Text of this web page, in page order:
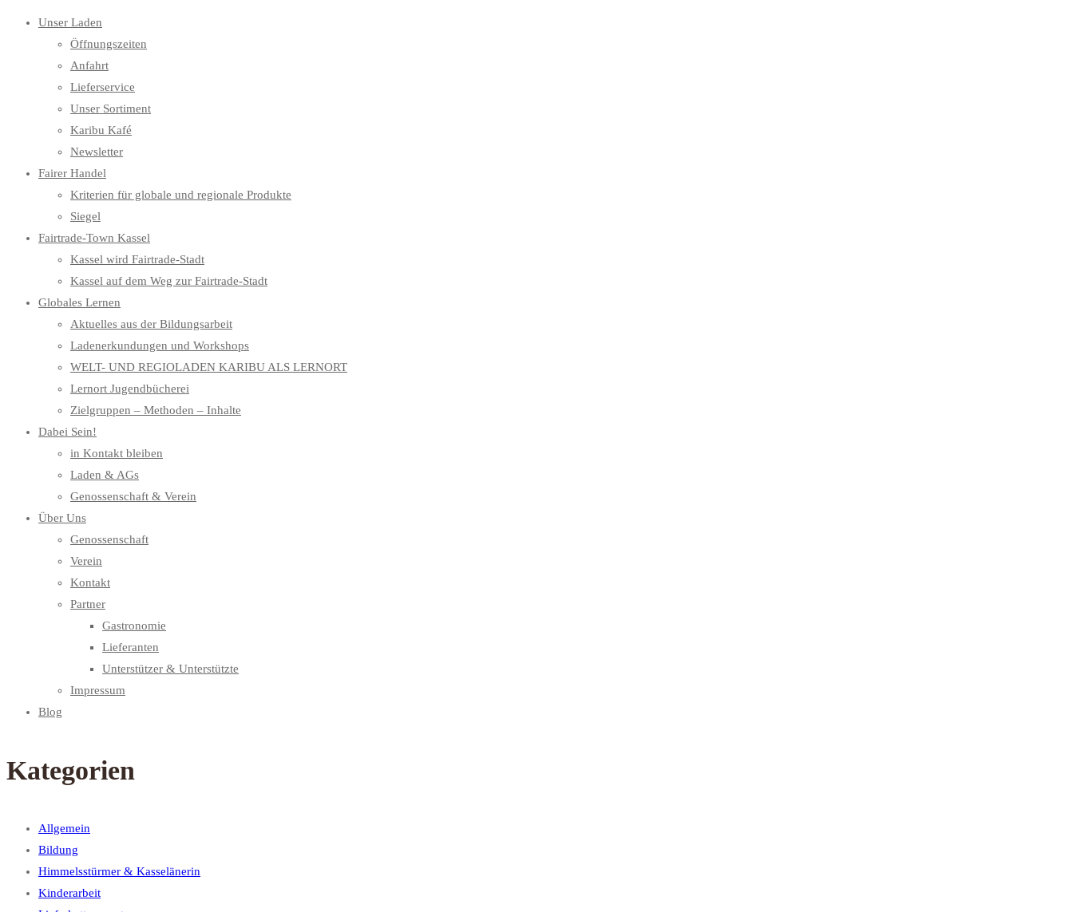
Unser Laden
Öffnungszeiten
Anfahrt
Lieferservice
Unser Sortiment
Karibu Kafé
Newsletter
Fairer Handel
Kriterien für globale und regionale Produkte
Siegel
Fairtrade-Town Kassel
Kassel wird Fairtrade-Stadt
Kassel auf dem Weg zur Fairtrade-Stadt
Globales Lernen
Aktuelles aus der Bildungsarbeit
Ladenerkundungen und Workshops
WELT- UND REGIOLADEN KARIBU ALS LERNORT
Lernort Jugendbücherei
Zielgruppen – Methoden – Inhalte
Dabei Sein!
in Kontakt bleiben
Laden & AGs
Genossenschaft & Verein
Über Uns
Genossenschaft
Verein
Kontakt
Partner
Gastronomie
Lieferanten
Unterstützer & Unterstützte
Impressum
Blog
Kategorien
Allgemein
Bildung
Himmelsstürmer & Kasselänerin
Kinderarbeit